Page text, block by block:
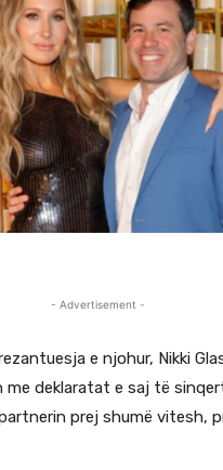
- Advertisement -
e njohur, Nikki
me deklaratat e saj të
prej shumë vitesh,